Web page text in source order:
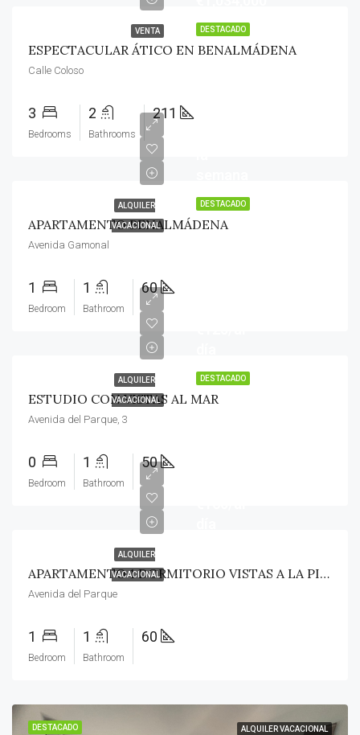
DESTACADO
VENTA
ESPECTACULAR ÁTICO EN BENALMÁDENA
Calle Coloso
3
Bedrooms
2
Bathrooms
211
DESTACADO
ALQUILER
VACACIONAL
APARTAMENTO BENALMÁDENA
Avenida Gamonal
1
Bedroom
1
Bathroom
60
DESTACADO
ALQUILER
VACACIONAL
ESTUDIO CON VISTAS AL MAR
Avenida del Parque, 3
0
Bedroom
1
Bathroom
50
ALQUILER
VACACIONAL APARTAMENTO 1 DORMITORIO VISTAS A LA PISCINA
Avenida del Parque
1
Bedroom
1
Bathroom
60
DESTACADO ALQUILER VACACIONAL